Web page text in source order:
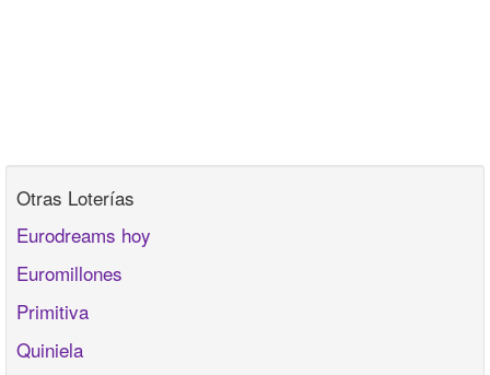
Otras Loterías
Eurodreams hoy
Euromillones
Primitiva
Quiniela